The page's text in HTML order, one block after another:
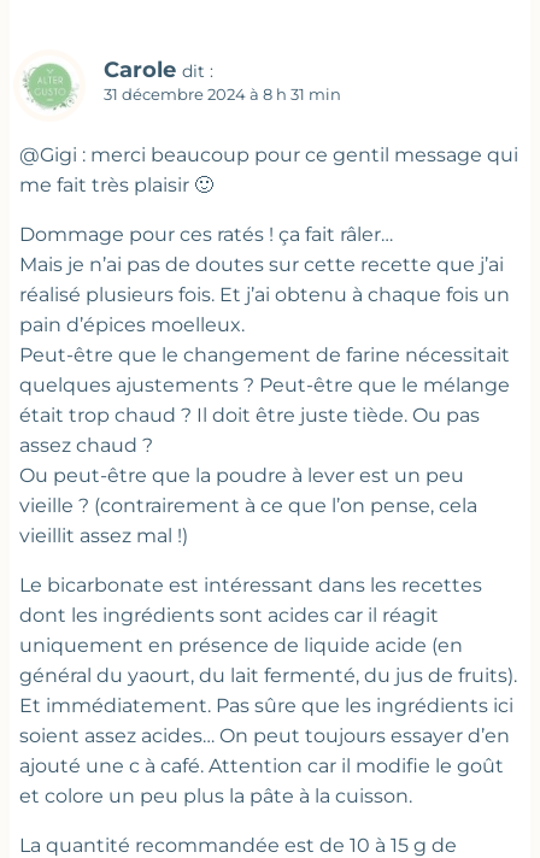
Carole dit :
31 décembre 2024 à 8 h 31 min
@Gigi : merci beaucoup pour ce gentil message qui
me fait très plaisir 🙂
Dommage pour ces ratés ! ça fait râler…
Mais je n’ai pas de doutes sur cette recette que j’ai
réalisé plusieurs fois. Et j’ai obtenu à chaque fois un
pain d’épices moelleux.
Peut-être que le changement de farine nécessitait
quelques ajustements ? Peut-être que le mélange
était trop chaud ? Il doit être juste tiède. Ou pas
assez chaud ?
Ou peut-être que la poudre à lever est un peu
vieille ? (contrairement à ce que l’on pense, cela
vieillit assez mal !)
Le bicarbonate est intéressant dans les recettes
dont les ingrédients sont acides car il réagit
uniquement en présence de liquide acide (en
général du yaourt, du lait fermenté, du jus de fruits).
Et immédiatement. Pas sûre que les ingrédients ici
soient assez acides… On peut toujours essayer d’en
ajouté une c à café. Attention car il modifie le goût
et colore un peu plus la pâte à la cuisson.
La quantité recommandée est de 10 à 15 g de